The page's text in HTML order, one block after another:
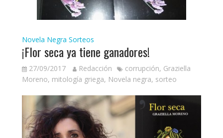
Novela Negra Sorteos
¡Flor seca ya tiene ganadores!
27/09/2017 Redacción corrupción, Graziella
Moreno, mitología griega, Novela negra, sorteo